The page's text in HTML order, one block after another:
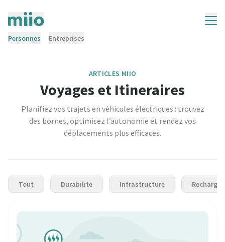
Personnes Entreprises
ARTICLES MIIO
Voyages et Itineraires
Planifiez vos trajets en véhicules électriques : trouvez
des bornes, optimisez l’autonomie et rendez vos
déplacements plus efficaces.
Tout Durabilite Infrastructure Recharge